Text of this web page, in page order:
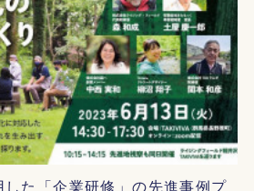
た「企業研修」の先進事例プ